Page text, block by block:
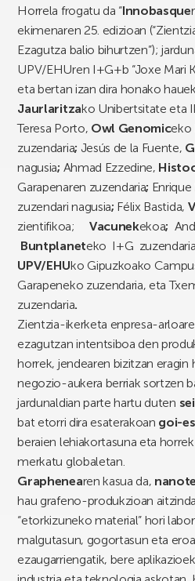
Horrela frogatu da “Innobasque
ekimenaren 25. edizioan
Ezagutza balio bihurtzen”);
UPV/EHUren I+G+b “Joxe Mari
eta bertan izan dira honako
Jaurlaritzako Unibertsitate eta
Teresa Porto, Owl Genomiceko
zuzendaria; Jesús de la Fuente,
nagusia; Ahmad Ezzedine,
Garapenaren zuzendaria;
zuzendari nagusia; Félix Bastida,
zientifikoa; Vacunekekoa;
Buntplaneteko I+G zuzendaria
UPV/EHUko Gipuzkoako
Garapeneko zuzendaria, eta
zuzendaria.
Zientzia-ikerketa enpresa-
ezagutzan intentsiboa den
horrek, jendearen bizitzan eragin
negozio-aukera berriak sortzen
jardunaldian parte hartu duten
bat etorri dira esaterakoan goi-
beraien lehiakortasuna eta
merkatu globaletan.
Graphenearen kasua da,
hau grafeno-produkzioan
“etorkizuneko material” hori
malgutasun, gogortasun eta
ezaugarriengatik, bere